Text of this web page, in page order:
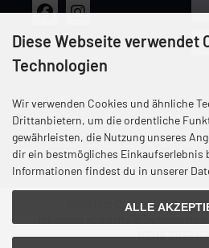
Versandkosten Datenschutz
Widerrufsrecht &
Wusstest Du, dass 12%
MEHR
Diese Webseite verwendet
Technologien
Wir verwenden Cookies und ähnliche
Drittanbietern, um die ordentliche
gewährleisten, die Nutzung unseres
dir ein bestmögliches Einkaufserlebnis
Informationen findest du in unserer
ALLE